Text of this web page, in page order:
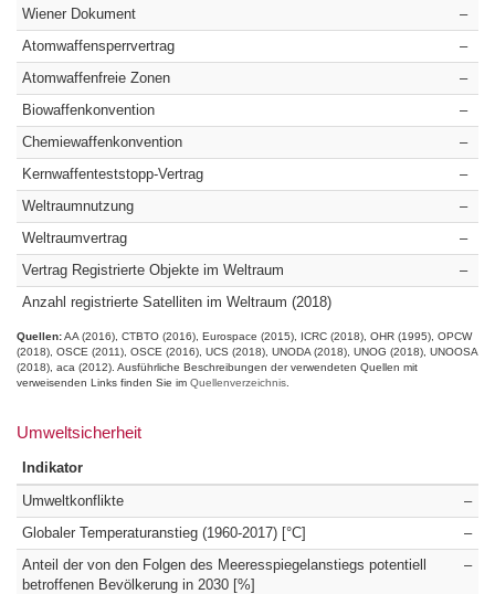
Wiener Dokument
–
Atomwaffensperrvertrag
–
Atomwaffenfreie Zonen
–
Biowaffenkonvention
–
Chemiewaffenkonvention
–
Kernwaffenteststopp-Vertrag
–
Weltraumnutzung
–
Weltraumvertrag
–
Vertrag Registrierte Objekte im Weltraum
–
Anzahl registrierte Satelliten im Weltraum (2018)
Quellen:AA (2016) CTBTO (2016) Eurospace (2015) ICRC (2018) OHR (1995) OPCW
(2018) OSCE (2011) OSCE (2016) UCS (2018) UNODA (2018) UNOG (2018) UNOOSA
(2018) aca (2012) Ausführliche Beschreibungen der verwendeten Quellen mit
verweisenden Links finden Sie im Quellenverzeichnis
Umweltsicherheit
Indikator
Umweltkonflikte
–
Globaler Temperaturanstieg (1960-2017) [°C]
–
Anteil der von den Folgen des Meeresspiegelanstiegs potentiell
betroffenen Bevölkerung in 2030 [%]
–